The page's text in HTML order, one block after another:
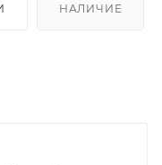
НАЛИЧИЕ